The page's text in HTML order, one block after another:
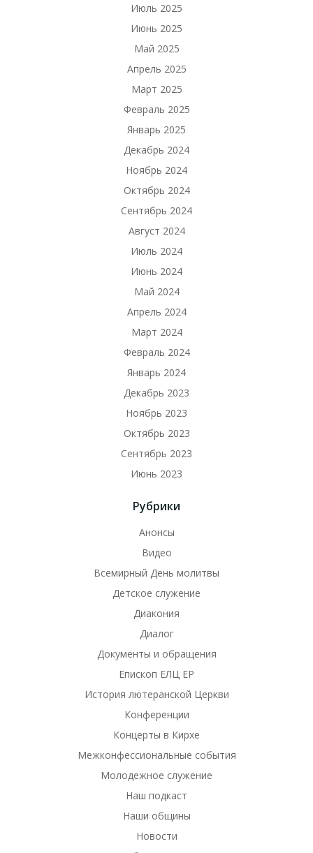
Июль 2025
Июнь 2025
Май 2025
Апрель 2025
Март 2025
Февраль 2025
Январь 2025
Декабрь 2024
Ноябрь 2024
Октябрь 2024
Сентябрь 2024
Август 2024
Июль 2024
Июнь 2024
Май 2024
Апрель 2024
Март 2024
Февраль 2024
Январь 2024
Декабрь 2023
Ноябрь 2023
Октябрь 2023
Сентябрь 2023
Июнь 2023
Рубрики
Анонсы
Видео
Всемирный День молитвы
Детское служение
Диакония
Диалог
Документы и обращения
Епископ ЕЛЦ ЕР
История лютеранской Церкви
Конференции
Концерты в Кирхе
Межконфессиональные события
Молодежное служение
Наш подкаст
Наши общины
Новости